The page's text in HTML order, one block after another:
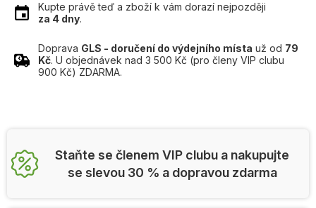
Kupte právě teď a zboží k vám dorazí nejpozději
za 4 dny.
Doprava GLS - doručení do výdejního místa už od 79
Kč. U objednávek nad 3 500 Kč (pro členy VIP clubu
900 Kč) ZDARMA.
Staňte se členem VIP clubu a nakupujte
se slevou 30 % a dopravou zdarma